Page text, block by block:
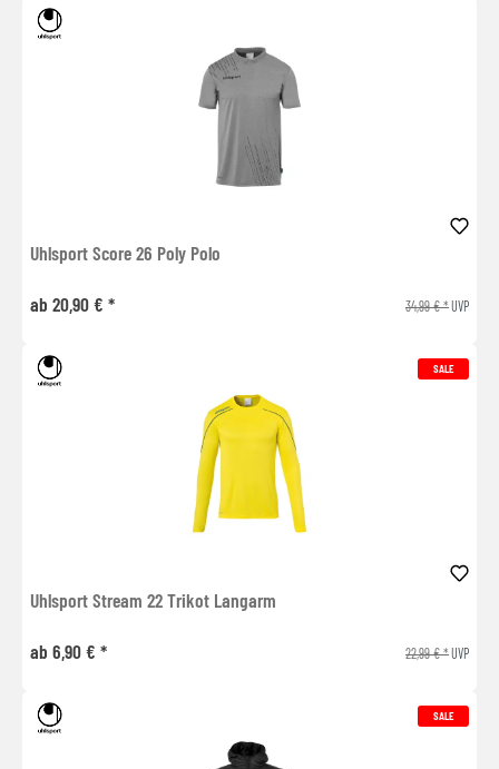
Uhlsport Score 26 Poly Polo
ab 20,90 € * 34,99 € *UVP
SALE
Uhlsport Stream 22 Trikot Langarm
ab 6,90 € * 22,99 € *UVP
SALE